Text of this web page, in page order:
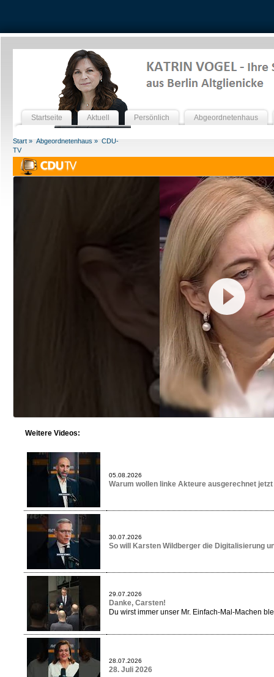
Startseite Aktuell Persönlich Abgeordnetenhaus
Start » Abgeordnetenhaus » CDU-
TV
Weitere Videos:
05.08.2026
Warum wollen linke Akteure ausgerechnet
30.07.2026
So will Karsten Wildberger die Digitalisierung
29.07.2026
Danke, Carsten!
Du wirst immer unser Mr. Einfach-Mal-Machen
28.07.2026
28. Juli 2026